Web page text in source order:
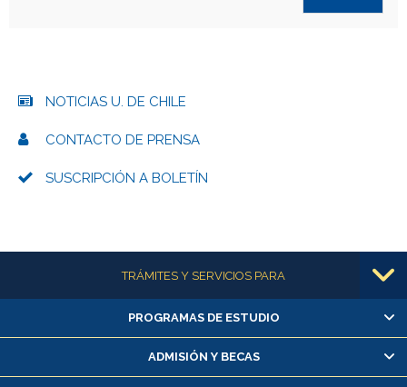
NOTICIAS U. DE CHILE
CONTACTO DE PRENSA
SUSCRIPCIÓN A BOLETÍN
Más informaciónTRÁMITES Y SERVICIOS PARA
Alumnas/os y exalumnas/os
Matrícula en línea
Inscripción y cambio de asignaturas
PROGRAMAS DE ESTUDIO
ADMISIÓN Y BECAS